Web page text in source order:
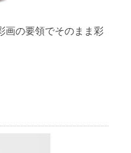
画の要領でそのまま彩